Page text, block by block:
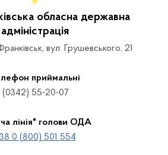
обласна державна
адміністрація
вул. Грушевського, 21
приймальні
(0342) 55-20-07
лінія" голови ОДА
0 (800) 501 554